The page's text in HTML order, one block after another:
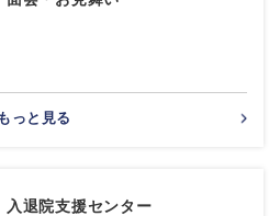
もっと見る
入退院支援センター